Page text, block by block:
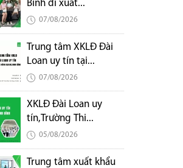
Bình đi xuất...
07/08/2026
Trung tâm XKLĐ Đài
Loan uy tín tại...
07/08/2026
XKLĐ Đài Loan uy
tín,Trường Thi...
05/08/2026
Trung tâm xuất khẩu